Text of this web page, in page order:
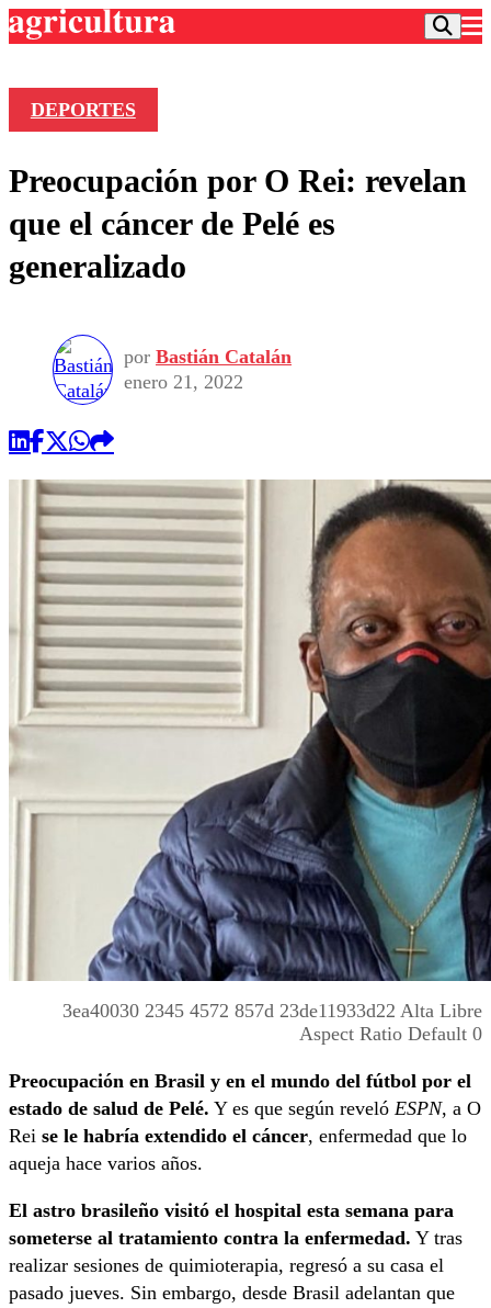
Frecuencias
Agricultura TV
Deportes
Colo Colo
Seleccion Chilena
Torneo Internacional
Entretención
Economía
Internacional
Publicaciones en medios
Opinión
DEPORTES
Preocupación por O Rei: revelan
que el cáncer de Pelé es
generalizado
por Bastián Catalán
enero 21, 2022
3ea40030 2345 4572 857d 23de11933d22 Alta Libre
Aspect Ratio Default 0
Preocupación en Brasil y en el mundo del fútbol por el
estado de salud de Pelé. Y es que según reveló ESPN, a O
Rei se le habría extendido el cáncer, enfermedad que lo
aqueja hace varios años.
El astro brasileño visitó el hospital esta semana para
someterse al tratamiento contra la enfermedad. Y tras
realizar sesiones de quimioterapia, regresó a su casa el
pasado jueves. Sin embargo, desde Brasil adelantan que